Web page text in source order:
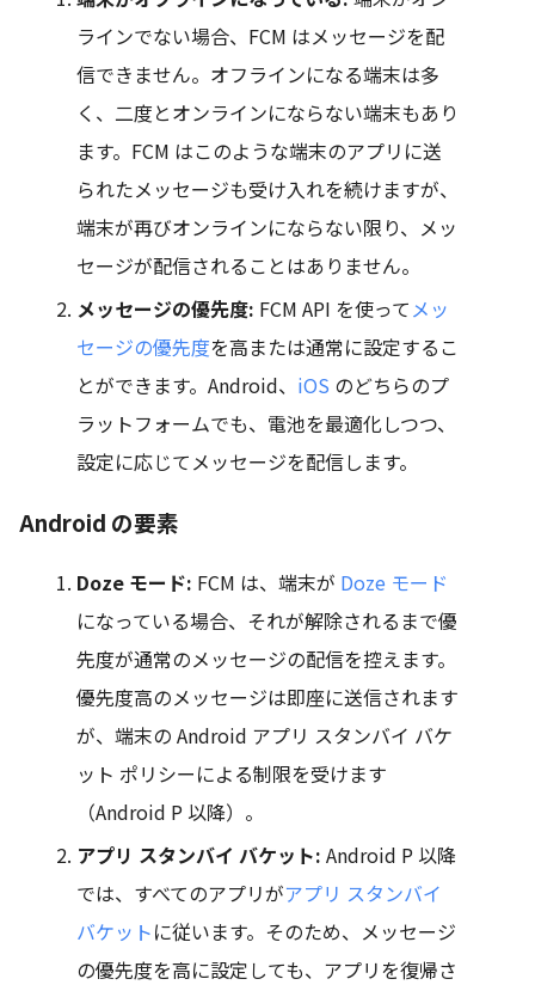
ラインでない場合、FCM はメッセージを配
信できません。オフラインになる端末は多
く、二度とオンラインにならない端末もあり
ます。FCM はこのような端末のアプリに送
られたメッセージも受け入れを続けますが、
端末が再びオンラインにならない限り、メッ
セージが配信されることはありません。
メッセージの優先度: FCM API を使ってメッ
セージの優先度を高または通常に設定するこ
とができます。Android、 iOS のどちらのプ
ラットフォームでも、電池を最適化しつつ、
設定に応じてメッセージを配信します。
Android の要素
Doze モード: FCM は、端末が Doze モード
になっている場合、それが解除されるまで優
先度が通常のメッセージの配信を控えます。
優先度高のメッセージは即座に送信されます
が、端末の Android アプリ スタンバイ バケ
ット ポリシーによる制限を受けます
（Android P 以降）。
アプリ スタンバイ バケット: Android P 以降
では、すべてのアプリがアプリ スタンバイ
バケットに従います。そのため、メッセージ
の優先度を高に設定しても、アプリを復帰さ